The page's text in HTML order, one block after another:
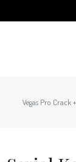
Vegas Pro Crack